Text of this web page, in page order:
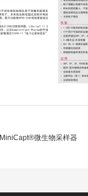
MiniCapt®微生物采样器